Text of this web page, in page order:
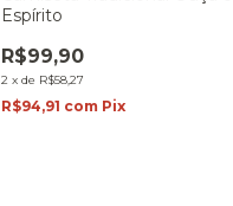
Espírito
R$99,90
2 xde R$58,27
R$94,91 com Pix